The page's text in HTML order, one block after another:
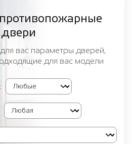
двери
вас параметры дверей,
для вас модели